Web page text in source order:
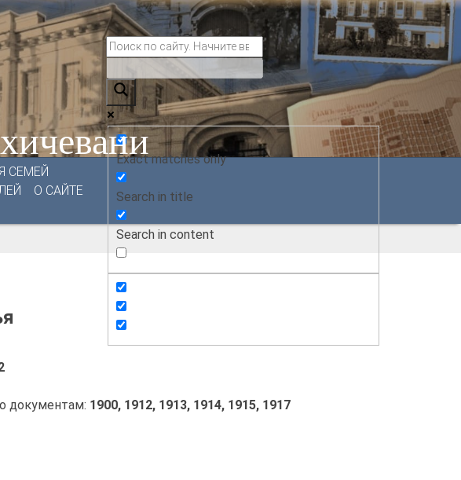
СЕМЕЙ
О САЙТЕ
Exact matches only
Search in title
Search in content
документам: 1900, 1912, 1913, 1914, 1915, 1917